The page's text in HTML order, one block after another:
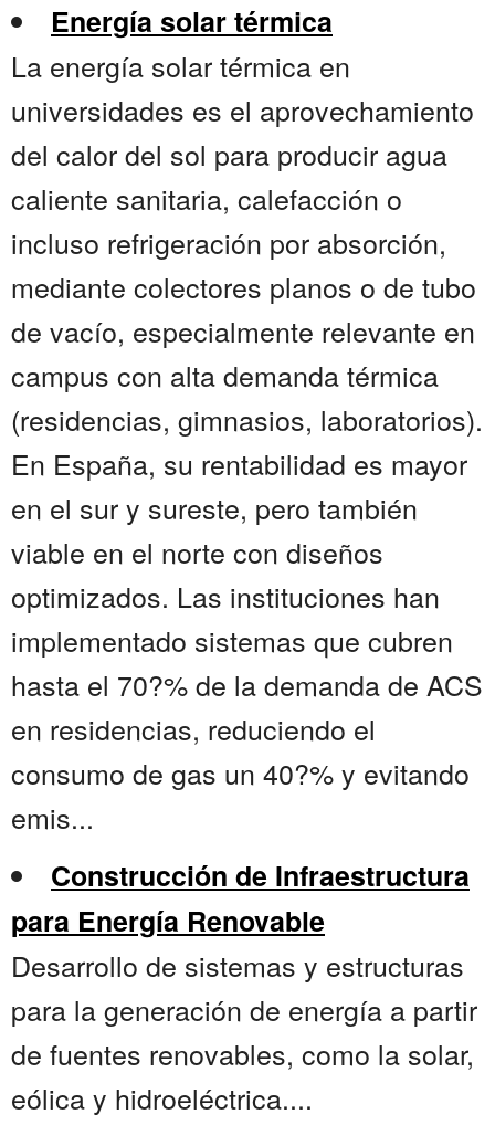
Energía solar térmica
La energía solar térmica en
universidades es el aprovechamiento
del calor del sol para producir agua
caliente sanitaria, calefacción o
incluso refrigeración por absorción,
mediante colectores planos o de tubo
de vacío, especialmente relevante en
campus con alta demanda térmica
(residencias, gimnasios, laboratorios).
En España, su rentabilidad es mayor
en el sur y sureste, pero también
viable en el norte con diseños
optimizados. Las instituciones han
implementado sistemas que cubren
hasta el 70?% de la demanda de ACS
en residencias, reduciendo el
consumo de gas un 40?% y evitando
emis...
Construcción de Infraestructura
para Energía Renovable
Desarrollo de sistemas y estructuras
para la generación de energía a partir
de fuentes renovables, como la solar,
eólica y hidroeléctrica....